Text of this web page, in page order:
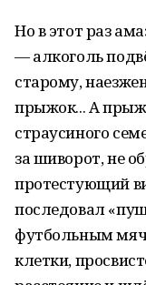
Но в этот раз
— алкоголь
старому,
прыжок... А
страусиного
за шиворот, не
протестующий
последовал
футбольным
клетки,